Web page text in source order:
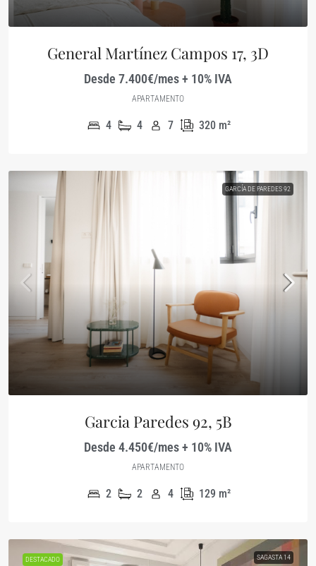
General Martínez Campos 17, 3D
Desde 7.400€/mes + 10% IVA
APARTAMENTO
4 4 7 320 m²
GARCÍA DE PAREDES 92
Garcia Paredes 92, 5B
Desde 4.450€/mes + 10% IVA
APARTAMENTO
2 2 4 129 m²
DESTACADO SAGASTA 14